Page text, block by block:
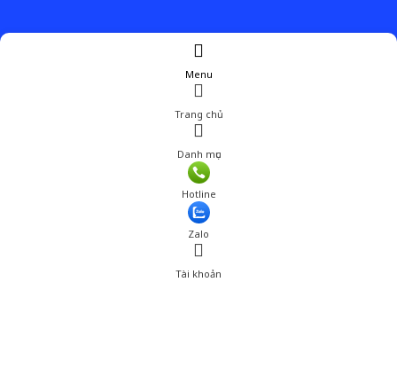
Menu
Trang chủ
Danh mục
Hotline
Zalo
Tài khoản